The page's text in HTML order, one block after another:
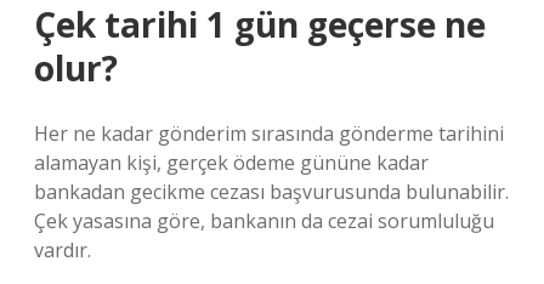
Çek tarihi 1 gün geçerse ne
olur?
Her ne kadar gönderim sırasında gönderme tarihini
alamayan kişi, gerçek ödeme gününe kadar
bankadan gecikme cezası başvurusunda bulunabilir.
Çek yasasına göre, bankanın da cezai sorumluluğu
vardır.